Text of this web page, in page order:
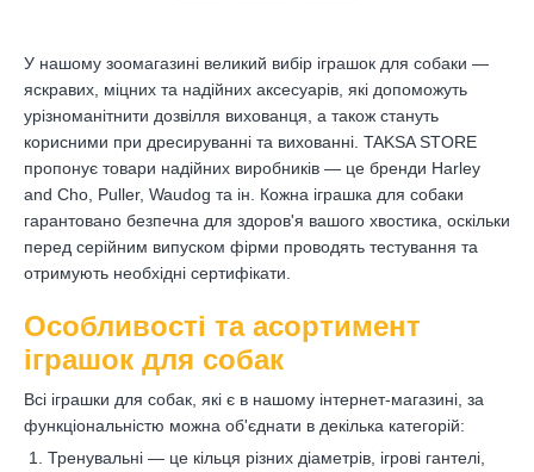
У нашому зоомагазині великий вибір іграшок для собаки —
яскравих, міцних та надійних аксесуарів, які допоможуть
урізноманітнити дозвілля вихованця, а також стануть
корисними при дресируванні та вихованні. TAKSA STORE
пропонує товари надійних виробників — це бренди Harley
and Cho, Puller, Waudog та ін. Кожна іграшка для собаки
гарантовано безпечна для здоров'я вашого хвостика, оскільки
перед серійним випуском фірми проводять тестування та
отримують необхідні сертифікати.
Особливості та асортимент
іграшок для собак
Всі іграшки для собак, які є в нашому інтернет-магазині, за
функціональністю можна об'єднати в декілька категорій:
Тренувальні — це кільця різних діаметрів, ігрові гантелі,